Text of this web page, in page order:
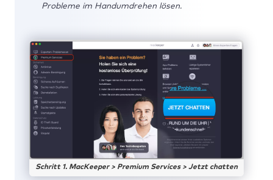
Probleme im Handumdrehen lösen.
Schritt 1. MacKeeper > Premium Services > Jetzt chatten